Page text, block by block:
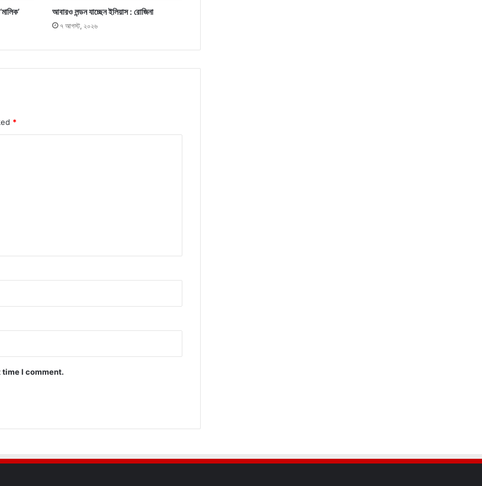
আবারও লন্ডন যাচ্ছেন ইলিয়াস : রোজিনা
৭ আগস্ট, ২০২৬
*
I comment.